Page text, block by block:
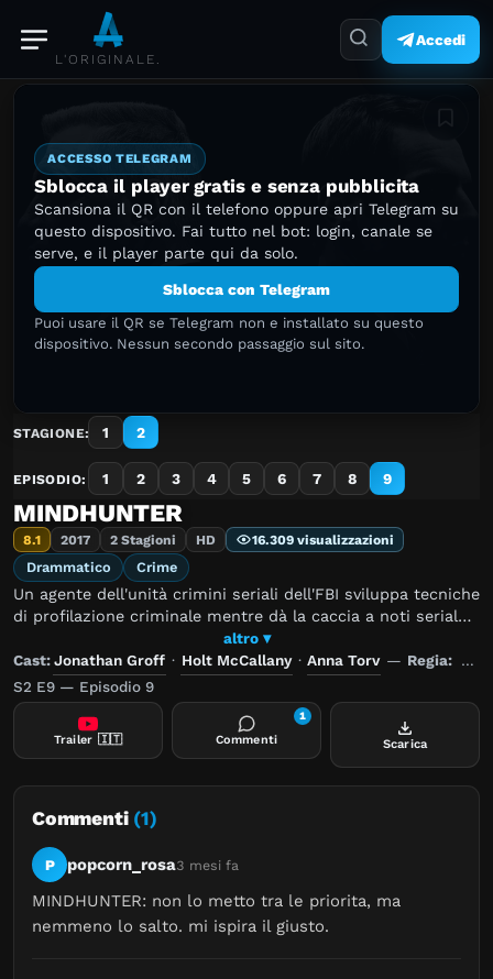
L'ORIGINALE.
Accedi
ACCESSO TELEGRAM
Sblocca il player gratis e senza pubblicita
Scansiona il QR con il telefono oppure apri Telegram su
questo dispositivo. Fai tutto nel bot: login, canale se
serve, e il player parte qui da solo.
Sblocca con Telegram
Puoi usare il QR se Telegram non e installato su questo
dispositivo. Nessun secondo passaggio sul sito.
STAGIONE: 1 2
EPISODIO: 1 2 3 4 5 6 7 8 9
MINDHUNTER
8.1 2017 2 Stagioni HD 16.309 visualizzazioni
Drammatico Crime
Un agente dell'unità crimini seriali dell'FBI sviluppa tecniche
di profilazione criminale mentre dà la caccia a noti serial
altro ▾
Cast:Jonathan Groff · Holt McCallany· Anna Torv — Regia:
S2 E9 — Episodio 9
Trailer 🇮🇹 Commenti
1
Scarica
Commenti (1)
P popcorn_rosa3 mesi fa
MINDHUNTER: non lo metto tra le priorita, ma
nemmeno lo salto. mi ispira il giusto.